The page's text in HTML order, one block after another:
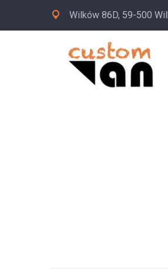
Wilków 86D, 59-500